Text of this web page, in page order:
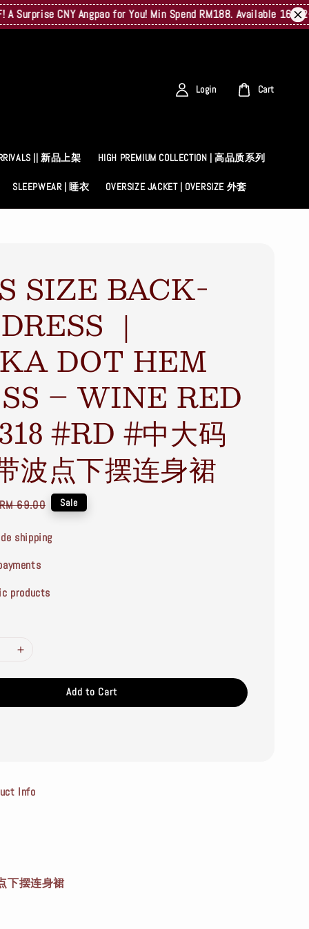
CNY Angpao for You! Min Spend RM188. Available 16/
|| 新品上架 HIGH PREMIUM COLLECTION | 高品质系列
SLEEPWEAR | 睡衣 OVERSIZE JACKET | OVERSIZE 外套
Login Cart
SIZE BACK-
｜
DOT HEM
– WINE RED
#RD #中大码
波点下摆连身裙
69.00 Sale
shipping
products
Add to Cart
Info
下摆连身裙